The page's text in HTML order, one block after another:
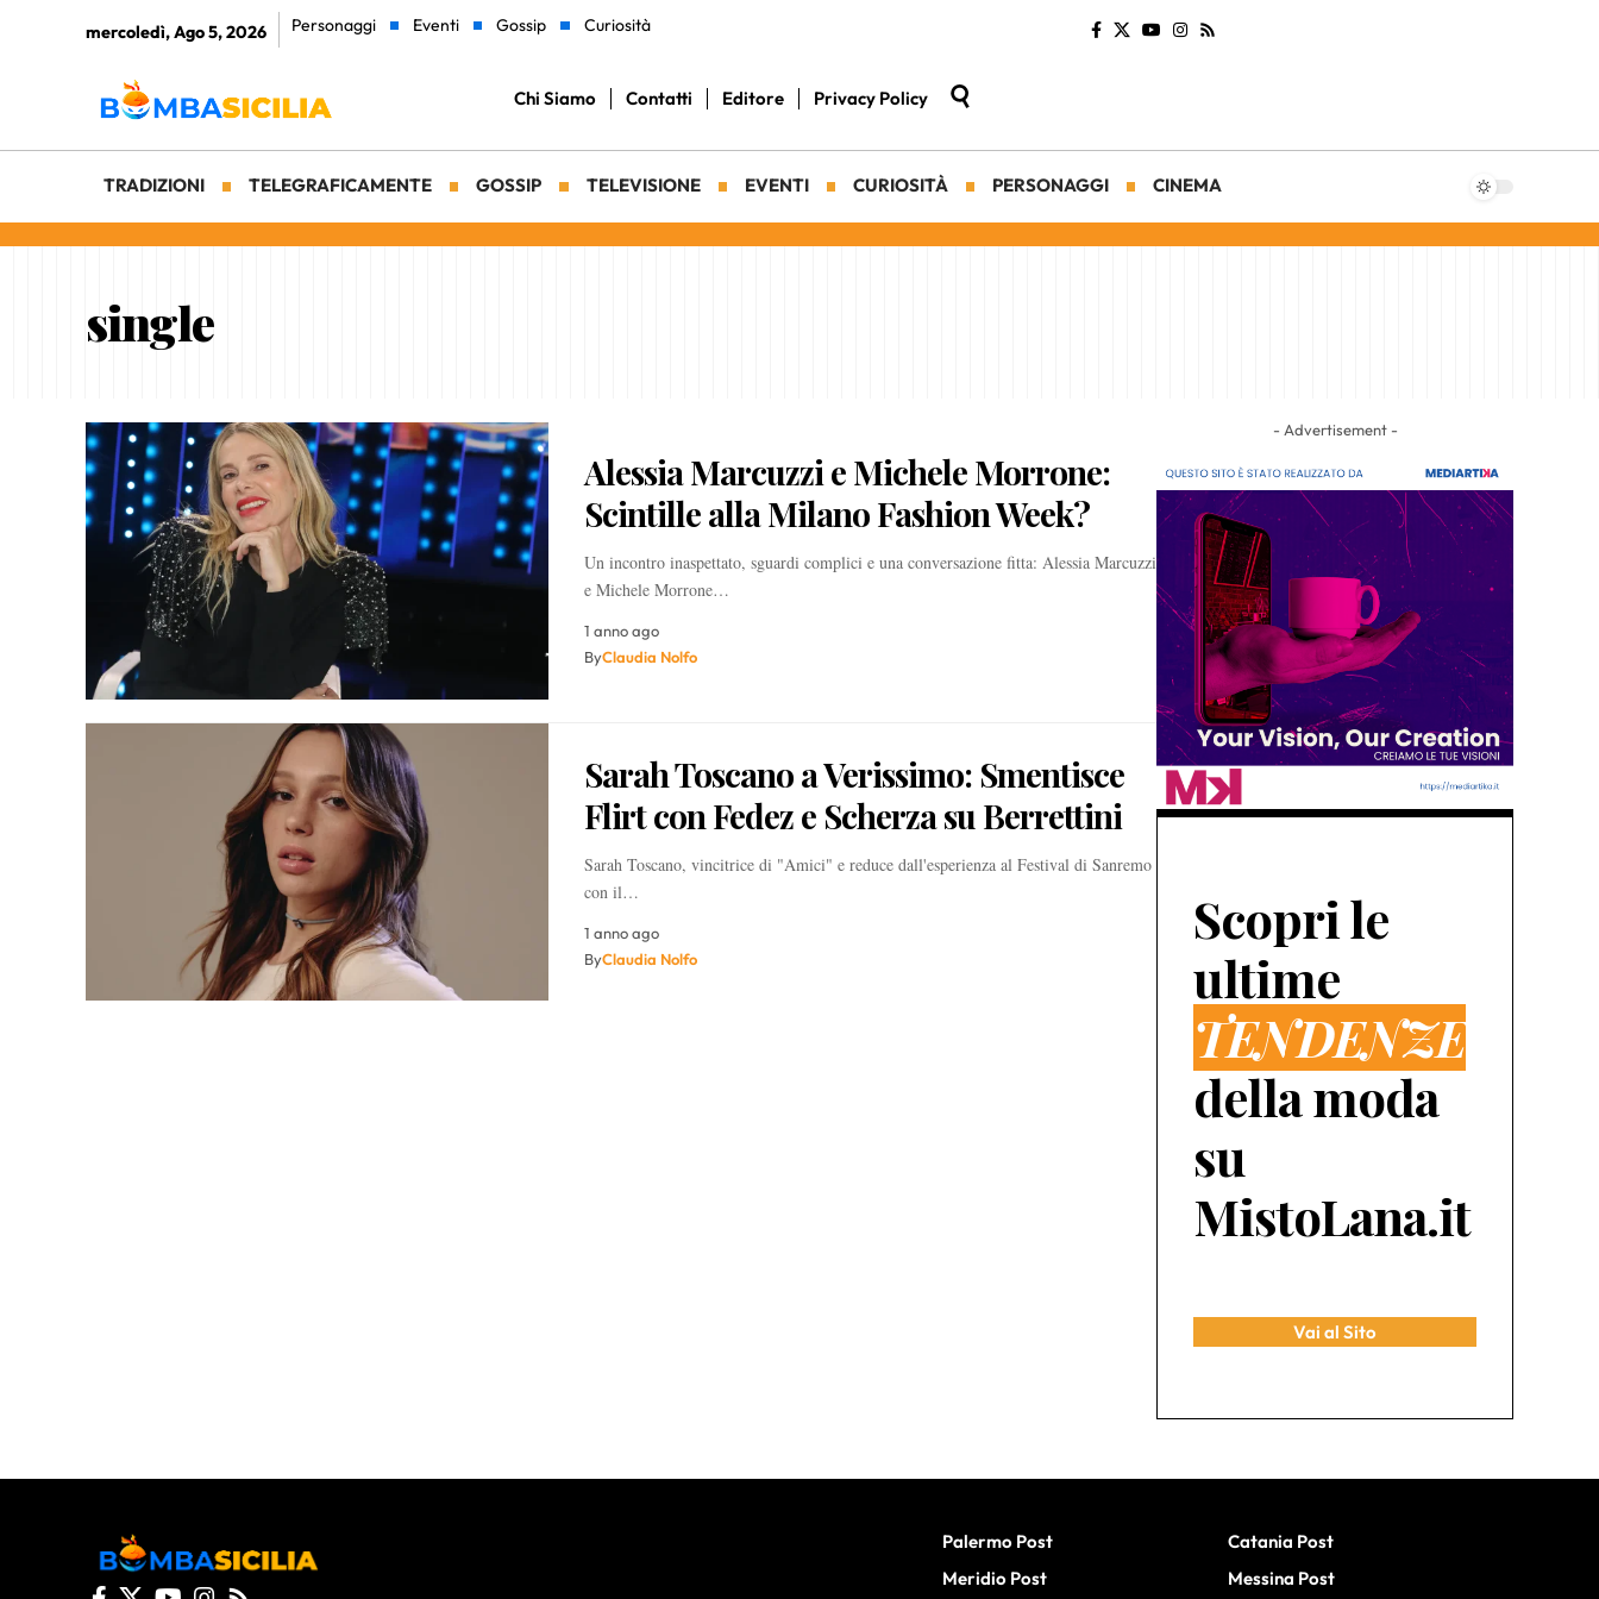
mercoledì, Ago 5, 2026 Personaggi Eventi Gossip Curiosità
Chi Siamo Contatti Editore Privacy Policy
TRADIZIONI TELEGRAFICAMENTE GOSSIP TELEVISIONE EVENTI CURIOSITÀ PERSONAGGI CINEMA
single
Alessia Marcuzzi e Michele Morrone:
Scintille alla Milano Fashion Week?
Un incontro inaspettato, sguardi complici e una conversazione fitta: Alessia Marcuzzi
e Michele Morrone…
1 anno ago
ByClaudia Nolfo
Sarah Toscano a Verissimo: Smentisce
Flirt con Fedez e Scherza su Berrettini
Sarah Toscano, vincitrice di "Amici" e reduce dall'esperienza al Festival di Sanremo
con il…
1 anno ago
ByClaudia Nolfo
- Advertisement -
Scopri le
ultime
TENDENZE
della moda
su
MistoLana.it
Vai al Sito
Palermo Post
Meridio Post
Catania Post
Messina Post